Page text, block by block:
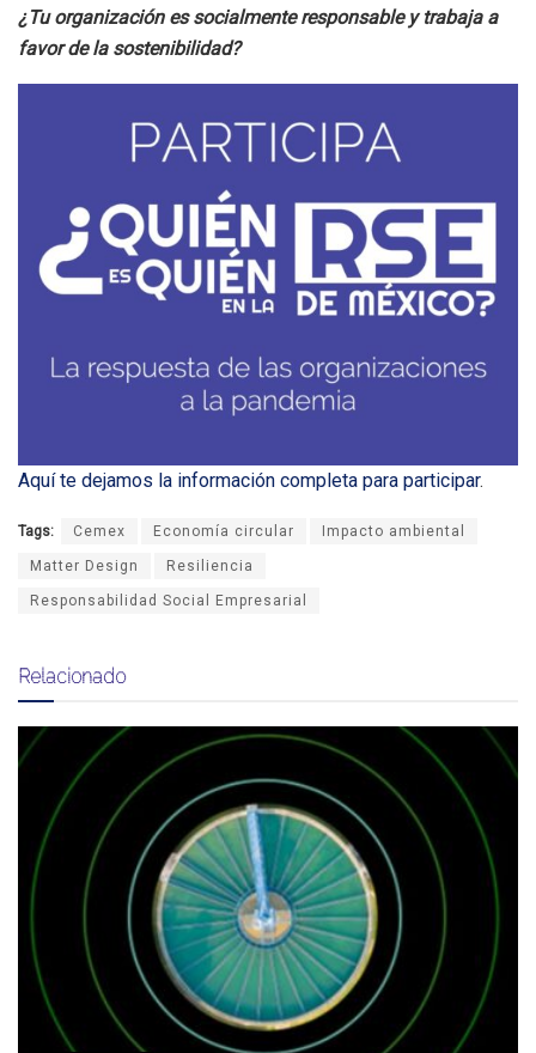
¿Tu organización es socialmente responsable y trabaja a
favor de la sostenibilidad?
Aquí te dejamos la información completa para participar.
Tags: Cemex Economía circular Impacto ambiental
Matter Design Resiliencia
Responsabilidad Social Empresarial
Relacionado